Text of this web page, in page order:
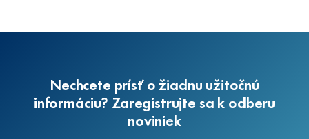
Nechcete prísť o žiadnu užitočnú
informáciu? Zaregistrujte sa k odberu
noviniek